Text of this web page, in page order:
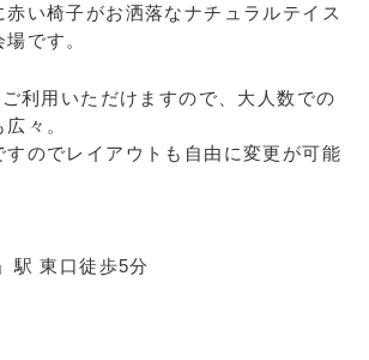
赤い椅子がお洒落なナチュラルテイス
です。
利用いただけますので、大人数での
々。
すのでレイアウトも自由に変更が可能
駅 東口徒歩5分